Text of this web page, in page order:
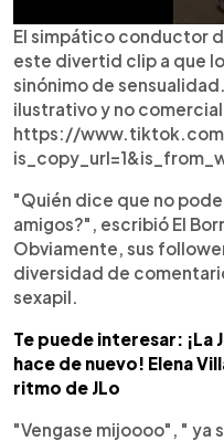
El simpático conductor
este divertid clip a que
sinónimo de
ilustrativo y no
https://www.tiktok.com/
"Quién dice que no
amigos?", escribió El
Obviamente, sus
diversidad de
sexapil.
Te puede interesar: ¡La
hace de nuevo! Elena
ritmo de JLo
"Vengase mijoooo", " ya